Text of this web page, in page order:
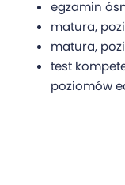
egzamin
matura,
matura,
test
poziomów